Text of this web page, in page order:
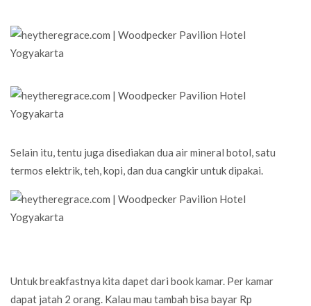
Selain itu, tentu juga disediakan dua air mineral botol, satu
termos elektrik, teh, kopi, dan dua cangkir untuk dipakai.
Untuk breakfastnya kita dapet dari book kamar. Per kamar
dapat jatah 2 orang. Kalau mau tambah bisa bayar Rp